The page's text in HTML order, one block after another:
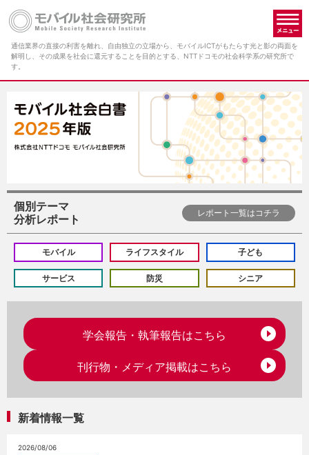
通信業界の直接の利害を離れ、自由独立の立場から、モバイルICTがもたらす光と影の両面を
解明し、その成果を社会に還元することを目的とする、NTTドコモの社会科学系の研究所で
す。
個別テーマ
分析レポート
レポート一覧はコチラ
モバイル ライフスタイル 子ども
サービス 防災 シニア
学会報告・執筆報告はこちら
刊行物・メディア掲載はこちら
新着情報一覧
2026/08/06